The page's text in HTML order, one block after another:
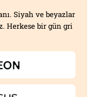
Siyah ve beyazlar
Herkese bir gün gri